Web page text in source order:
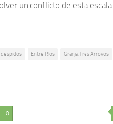
un conflicto de esta escala.
despidos Entre Ríos Granja Tres Arroyos
0